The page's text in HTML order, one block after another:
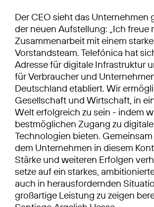
Der CEO sieht das Unternehmen
der neuen Aufstellung: „Ich freue
Zusammenarbeit mit einem
Vorstandsteam. Telefónica hat
Adresse für digitale Infrastruktur
für Verbraucher und
Deutschland etabliert. Wir
Gesellschaft und Wirtschaft, in
Welt erfolgreich zu sein - indem
bestmöglichen Zugang zu
Technologien bieten.
dem Unternehmen in diesem
Stärke und weiteren Erfolgen
setze auf ein starkes,
auch in herausfordernden
großartige Leistung zu zeigen